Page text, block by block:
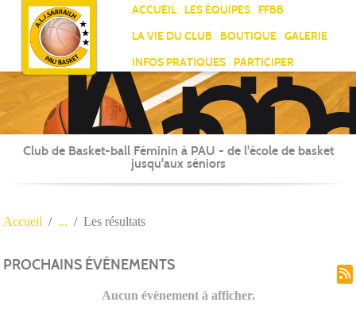
ACCUEIL LES ÉQUIPES
FFBB
LA VIE DU CLUB
BOUTIQUE
GALERIE
INFOS PRATIQUES
PARTICIPER
Club de Basket-ball Féminin à PAU - de l'école de basket
jusqu'aux séniors
Accueil Les résultats
PROCHAINS ÉVÉNEMENTS
Aucun évènement à afficher.
Panneau de gestion des cookies